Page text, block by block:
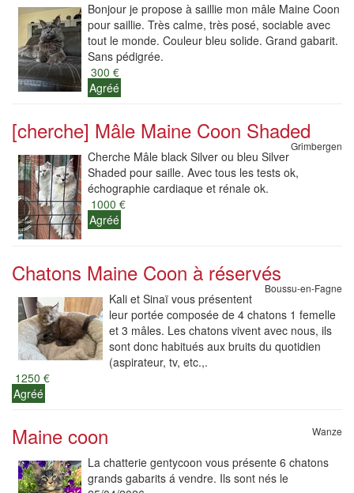
Bonjour je propose à saillie mon mâle Maine Coon
pour saillie. Très calme, très posé, sociable avec
tout le monde. Couleur bleu solide. Grand gabarit.
Sans pédigrée.
300 €
Agréé
[cherche] Mâle Maine Coon Shaded
Grimbergen
Cherche Mâle black Silver ou bleu Silver
Shaded pour saille. Avec tous les tests ok,
échographie cardiaque et rénale ok.
1000 €
Agréé
Chatons Maine Coon à réservés
Boussu-en-Fagne
Kali et Sinaï vous présentent
leur portée composée de 4 chatons 1 femelle
et 3 mâles. Les chatons vivent avec nous, ils
sont donc habitués aux bruits du quotidien
(aspirateur, tv, etc.,.
1250 €
Agréé
Maine coon Wanze
La chatterie gentycoon vous présente 6 chatons
grands gabarits á vendre. Ils sont nés le